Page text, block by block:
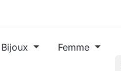
Bijoux Femme